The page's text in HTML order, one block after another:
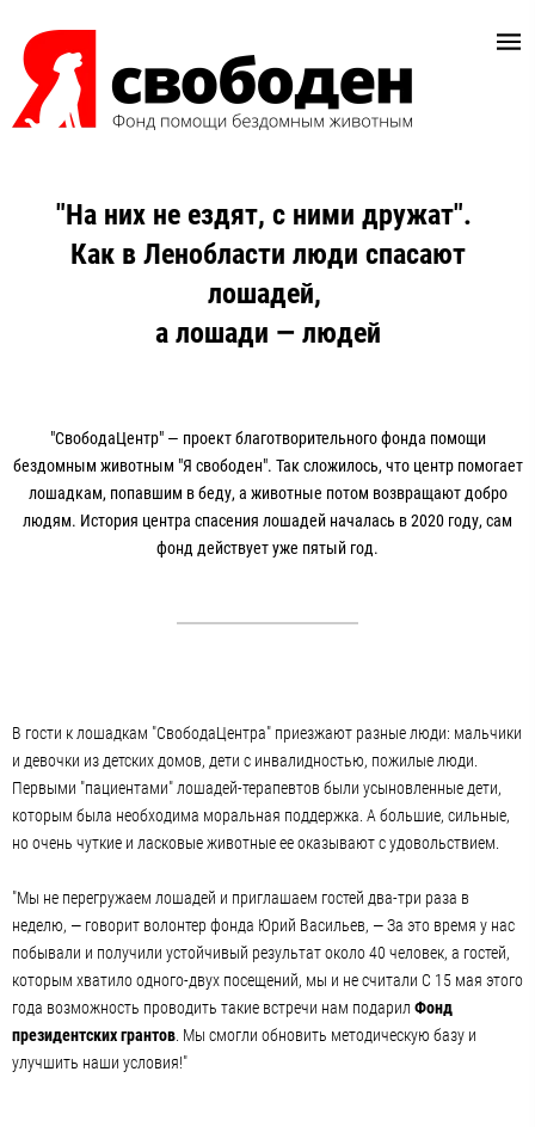
"На них не ездят, с ними дружат".
Как в Ленобласти люди спасают
лошадей,
а лошади — людей
"СвободаЦентр" — проект благотворительного фонда помощи
бездомным животным "Я свободен". Так сложилось, что центр помогает
лошадкам, попавшим в беду, а животные потом возвращают добро
людям. История центра спасения лошадей началась в 2020 году, сам
фонд действует уже пятый год.
В гости к лошадкам "СвободаЦентра" приезжают разные люди: мальчики
и девочки из детских домов, дети с инвалидностью, пожилые люди.
Первыми "пациентами" лошадей-терапевтов были усыновленные дети,
которым была необходима моральная поддержка. А большие, сильные,
но очень чуткие и ласковые животные ее оказывают с удовольствием.
"Мы не перегружаем лошадей и приглашаем гостей два-три раза в
неделю, — говорит волонтер фонда Юрий Васильев, — За это время у нас
побывали и получили устойчивый результат около 40 человек, а гостей,
которым хватило одного-двух посещений, мы и не считали С 15 мая этого
года возможность проводить такие встречи нам подарил Фонд
президентских грантов . Мы смогли обновить методическую базу и
улучшить наши условия!"